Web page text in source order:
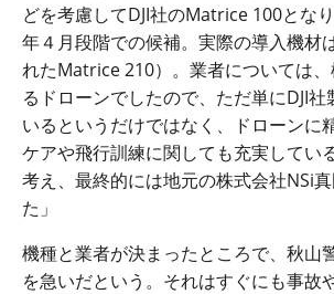
どを考慮してDJI社のMatrice 100とな
年４月段階での候補。実際の導入機材
れたMatrice 210）。業者については
るドローンでしたので、ただ単にDJI社
いるというだけではなく、ドローンに
ケアや飛行訓練に関しても充実してい
考え、最終的には地元の株式会社NSi
た」
機種と業者が決まったところで、秋山
を急いだという。それはすぐにも事故